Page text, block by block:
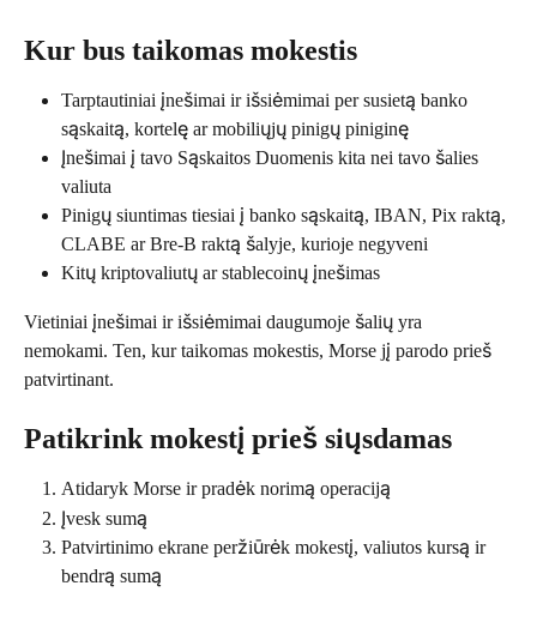
Kur bus taikomas mokestis
Tarptautiniai įnešimai ir išsiėmimai per susietą banko
sąskaitą, kortelę ar mobiliųjų pinigų piniginę
Įnešimai į tavo Sąskaitos Duomenis kita nei tavo šalies
valiuta
Pinigų siuntimas tiesiai į banko sąskaitą, IBAN, Pix raktą,
CLABE ar Bre-B raktą šalyje, kurioje negyveni
Kitų kriptovaliutų ar stablecoinų įnešimas
Vietiniai įnešimai ir išsiėmimai daugumoje šalių yra
nemokami. Ten, kur taikomas mokestis, Morse jį parodo prieš
patvirtinant.
Patikrink mokestį prieš siųsdamas
Atidaryk Morse ir pradėk norimą operaciją
Įvesk sumą
Patvirtinimo ekrane peržiūrėk mokestį, valiutos kursą ir
bendrą sumą